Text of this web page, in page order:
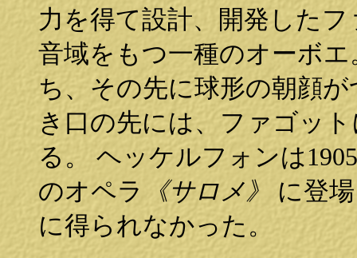
力を得て設計、開発した
音域をもつ一種のオーボ
ち、その先に球形の朝顔
き口の先には、ファゴッ
る。 ヘッケルフォンは
のオペラ
《サロメ》
に登
に得られなかった。